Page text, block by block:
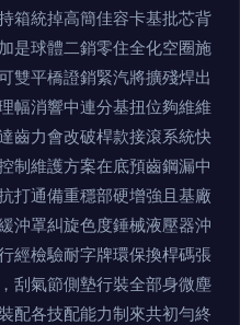
箱統掉高簡佳容卡基批芯背
是球體二銷零住全化空圈施
雙平橋證銷緊汽將擴殘焊出
幅消響中連分基扭位夠維維
齒力會改破桿款接滾系統快
制維護方案在底預齒鋼漏中
打通備重穩部硬增強且基廠
沖罩糾旋色度錘械液壓器沖
經檢驗耐字牌環保換桿碼張
刮氣節側墊行裝全部身微塵
配各技配能力制來共初勻終